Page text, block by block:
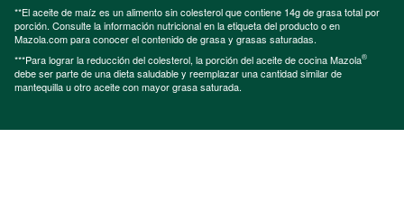
**El aceite de maíz es un alimento sin colesterol que contiene 14g de grasa total por
porción. Consulte la información nutricional en la etiqueta del producto o en
Mazola.com para conocer el contenido de grasa y grasas saturadas.
***Para lograr la reducción del colesterol, la porción del aceite de cocina Mazola®
debe ser parte de una dieta saludable y reemplazar una cantidad similar de
mantequilla u otro aceite con mayor grasa saturada.